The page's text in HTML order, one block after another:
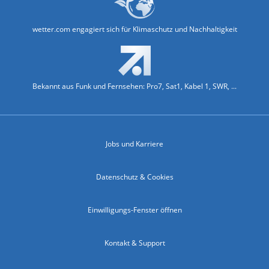
wetter.com engagiert sich für Klimaschutz und Nachhaltigkeit
Bekannt aus Funk und Fernsehen: Pro7, Sat1, Kabel 1, SWR, ...
Jobs und Karriere
Datenschutz & Cookies
Einwilligungs-Fenster öffnen
Kontakt & Support